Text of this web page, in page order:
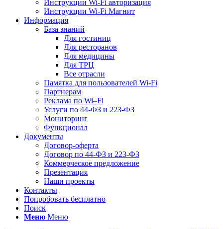
Инструкции Wi-Fi авторизация
Инструкции Wi-Fi Магнит
Информация
База знаний
Для гостиниц
Для ресторанов
Для медицины
Для ТРЦ
Все отрасли
Памятка для пользователей Wi-Fi
Партнерам
Реклама по Wi–Fi
Услуги по 44-ФЗ и 223-ФЗ
Мониторинг
Функционал
Документы
Договор-оферта
Договор по 44-ФЗ и 223-ФЗ
Коммерческое предложение
Презентация
Наши проекты
Контакты
Попробовать бесплатно
Поиск
Меню Меню